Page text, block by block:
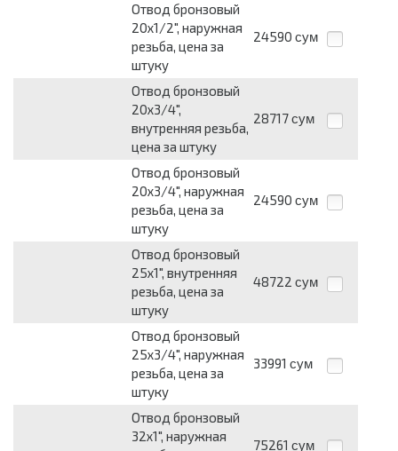
Отвод бронзовый
20х1/2", наружная
резьба, цена за
штуку
24590 сум
Отвод бронзовый
20х3/4",
внутренняя резьба,
цена за штуку
28717 сум
Отвод бронзовый
20х3/4", наружная
резьба, цена за
штуку
24590 сум
Отвод бронзовый
25х1", внутренняя
резьба, цена за
штуку
48722 сум
Отвод бронзовый
25х3/4", наружная
резьба, цена за
штуку
33991 сум
Отвод бронзовый
32х1", наружная
75261 сум